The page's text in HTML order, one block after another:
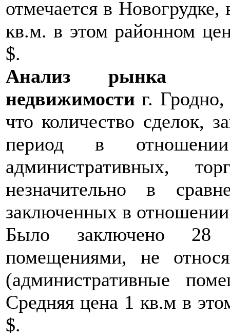
отмечается в
кв.м. в этом районном
$.
Анализ рынка
недвижимости г. Гродно,
что количество сделок,
период в отношении
административных,
незначительно в
заключенных в
Было заключено 28
помещениями, не
(административные
Средняя цена 1 кв.м в
$.